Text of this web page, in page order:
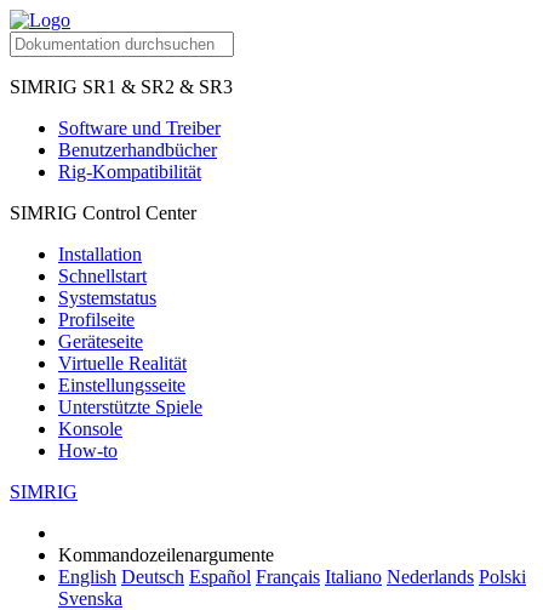
SIMRIG SR1 & SR2 & SR3
Software und Treiber
Benutzerhandbücher
Rig-Kompatibilität
SIMRIG Control Center
Installation
Schnellstart
Systemstatus
Profilseite
Geräteseite
Virtuelle Realität
Einstellungsseite
Unterstützte Spiele
Konsole
How-to
SIMRIG
Kommandozeilenargumente
English Deutsch Español Français Italiano Nederlands Polski
Svenska